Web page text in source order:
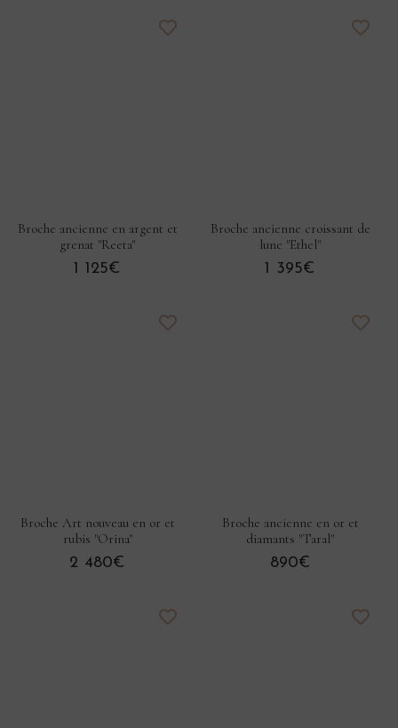
Broche ancienne en argent et
grenat "Reeta"
1 125€
Broche ancienne croissant de
lune "Ethel"
1 395€
Broche Art nouveau en or et
rubis "Orina"
2 480€
Broche ancienne en or et
diamants "Taral"
890€